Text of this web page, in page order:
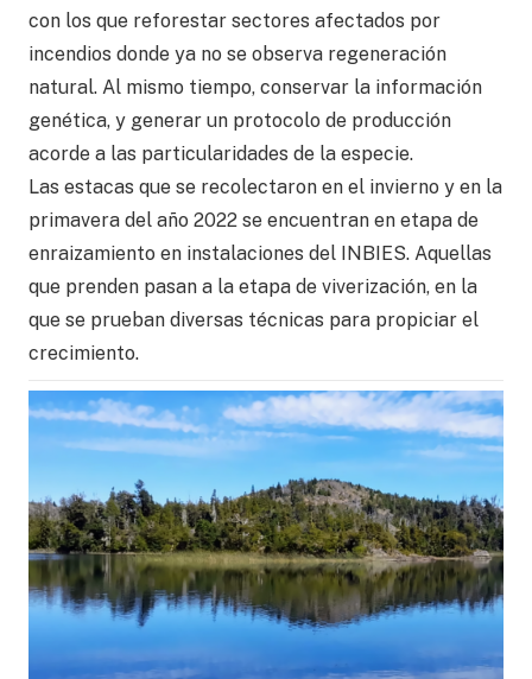
con los que reforestar sectores afectados por
incendios donde ya no se observa regeneración
natural. Al mismo tiempo, conservar la información
genética, y generar un protocolo de producción
acorde a las particularidades de la especie.
Las estacas que se recolectaron en el invierno y en la
primavera del año 2022 se encuentran en etapa de
enraizamiento en instalaciones del INBIES. Aquellas
que prenden pasan a la etapa de viverización, en la
que se prueban diversas técnicas para propiciar el
crecimiento.